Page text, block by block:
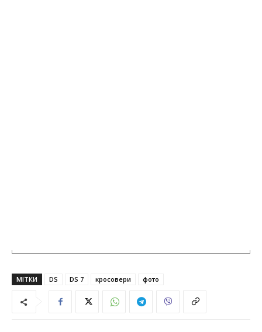
МІТКИ DS DS 7 кросовери фото